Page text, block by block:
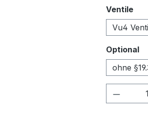
Ventile
Vu4
Optional
ohne